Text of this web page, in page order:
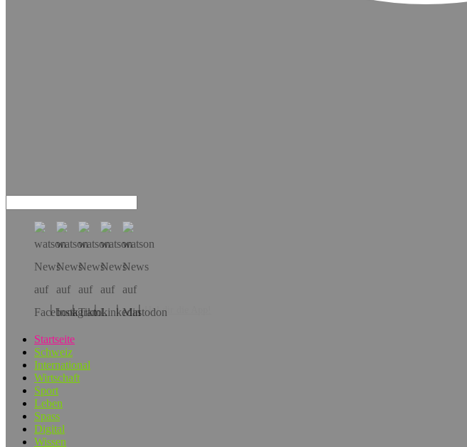
Hol dir die App!
Startseite
Schweiz
International
Wirtschaft
Sport
Leben
Spass
Digital
Wissen